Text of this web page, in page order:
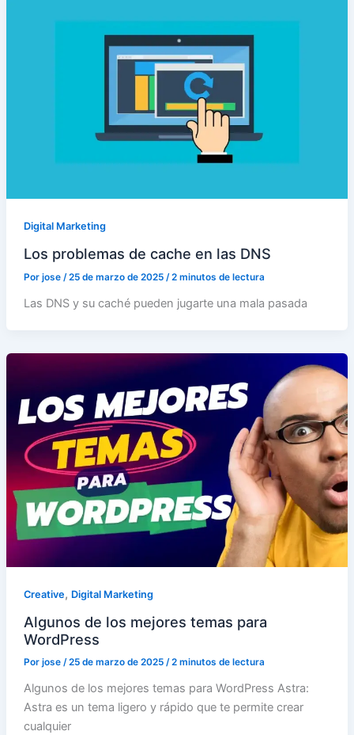
Digital Marketing
Los problemas de cache en las DNS
Por jose /25 de marzo de 2025 /2 minutos de lectura
Las DNS y su caché pueden jugarte una mala pasada
Creative, Digital Marketing
Algunos de los mejores temas para
WordPress
Por jose /25 de marzo de 2025 /2 minutos de lectura
Algunos de los mejores temas para WordPress Astra:
Astra es un tema ligero y rápido que te permite crear
cualquier